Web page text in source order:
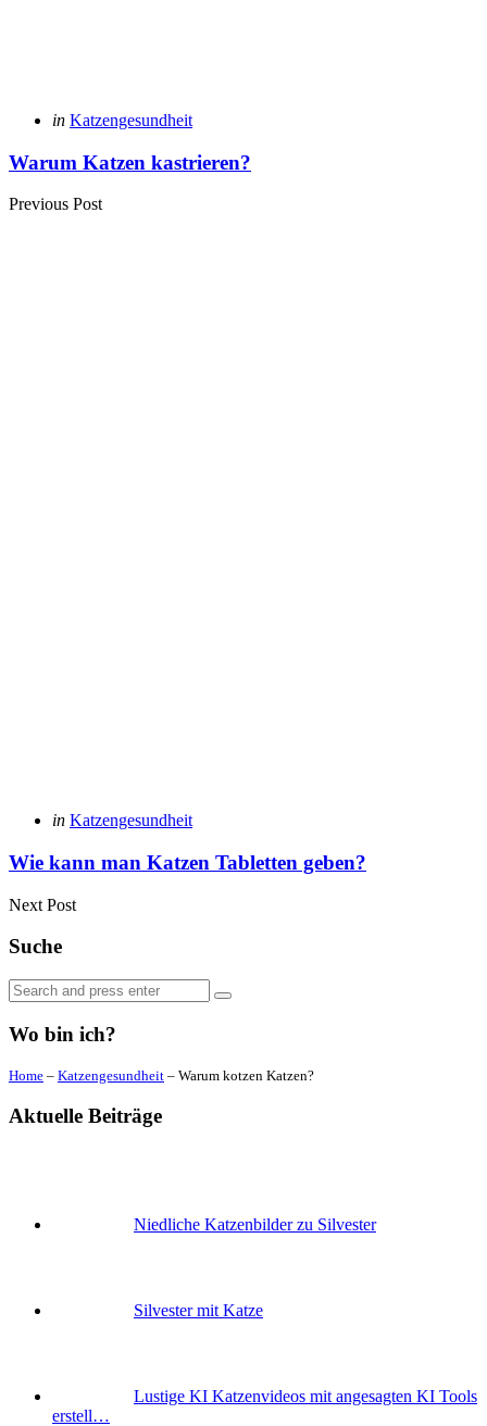
Posted
in Katzengesundheit
Warum Katzen kastrieren?
Previous Post
Posted
in Katzengesundheit
Wie kann man Katzen Tabletten geben?
Next Post
Suche
Search
for:
Search
Wo bin ich?
Home – Katzengesundheit – Warum kotzen Katzen?
Aktuelle Beiträge
Niedliche Katzenbilder zu Silvester
Silvester mit Katze
Lustige KI Katzenvideos mit angesagten KI Tools
erstell…